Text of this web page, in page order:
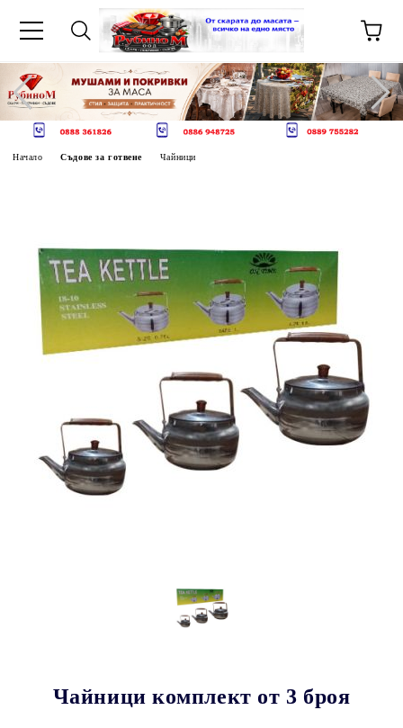
Начало Съдове за готвене Чайници
Чайници комплект от 3 броя